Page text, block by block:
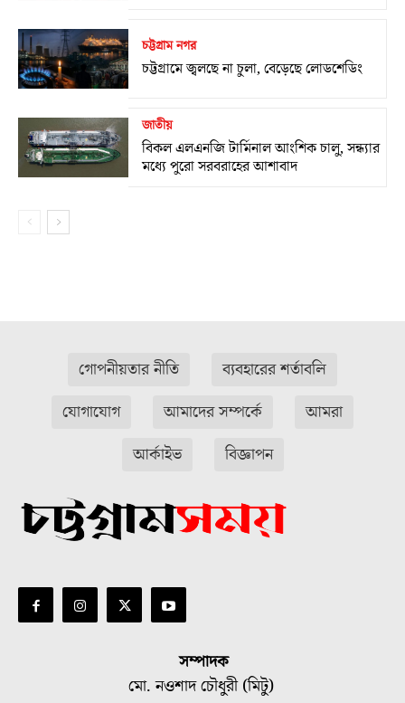
চট্টগ্রাম নগর
চট্টগ্রামে জ্বলছে না চুলা, বেড়েছে লোডশেডিং
জাতীয়
বিকল এলএনজি টার্মিনাল আংশিক চালু, সন্ধ্যার
মধ্যে পুরো সরবরাহের আশাবাদ
গোপনীয়তার নীতি
ব্যবহারের শর্তাবলি
যোগাযোগ
আমাদের সম্পর্কে
আমরা
আর্কাইভ
বিজ্ঞাপন
সম্পাদক
মো. নওশাদ চৌধুরী (মিটু)